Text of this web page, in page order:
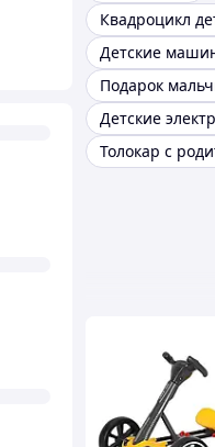
Квадроцикл
Детские
Подарок